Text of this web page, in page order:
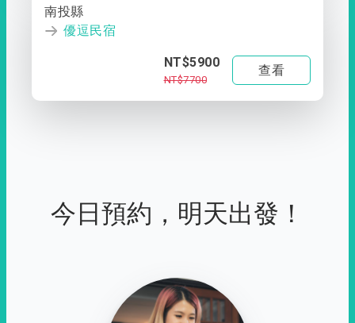
南投縣
優逗民宿
NT$5900
NT$7700
查看
今日預約，明天出發！